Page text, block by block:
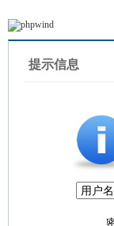
提示信息